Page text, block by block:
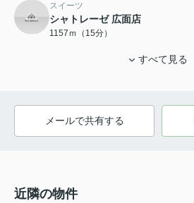
スイーツ
シャトレーゼ 広面店
1157ｍ（15分）
すべて見る
メールで共有する
近隣の物件